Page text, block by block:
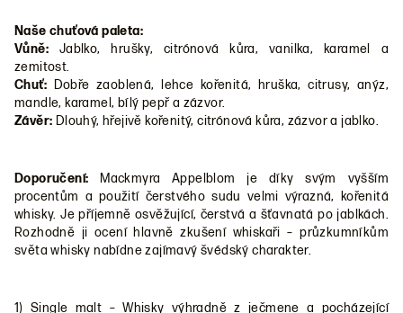
Naše chuťová paleta:
Vůně: Jablko, hrušky, citrónová kůra, vanilka, karamel a
zemitost.
Chuť: Dobře zaoblená, lehce kořenitá, hruška, citrusy, anýz,
mandle, karamel, bílý pepř a zázvor.
Závěr: Dlouhý, hřejivě kořenitý, citrónová kůra, zázvor a jablko.
Doporučení: Mackmyra Appelblom je díky svým vyšším
procentům a použití čerstvého sudu velmi výrazná, kořenitá
whisky. Je příjemně osvěžující, čerstvá a šťavnatá po jablkách.
Rozhodně ji ocení hlavně zkušení whiskaři – průzkumníkům
světa whisky nabídne zajímavý švédský charakter.
1) Single malt – Whisky výhradně z ječmene a pocházející